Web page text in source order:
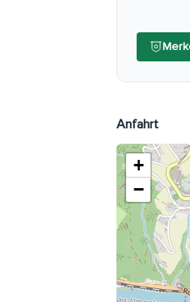
Anfahrt
+
−